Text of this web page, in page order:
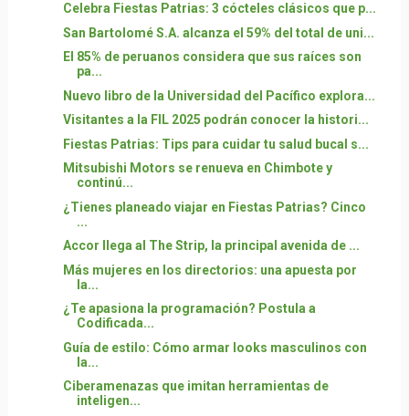
Celebra Fiestas Patrias: 3 cócteles clásicos que p...
San Bartolomé S.A. alcanza el 59% del total de uni...
El 85% de peruanos considera que sus raíces son
pa...
Nuevo libro de la Universidad del Pacífico explora...
Visitantes a la FIL 2025 podrán conocer la histori...
Fiestas Patrias: Tips para cuidar tu salud bucal s...
Mitsubishi Motors se renueva en Chimbote y
continú...
¿Tienes planeado viajar en Fiestas Patrias? Cinco
...
Accor llega al The Strip, la principal avenida de ...
Más mujeres en los directorios: una apuesta por
la...
¿Te apasiona la programación? Postula a
Codificada...
Guía de estilo: Cómo armar looks masculinos con
la...
Ciberamenazas que imitan herramientas de
inteligen...